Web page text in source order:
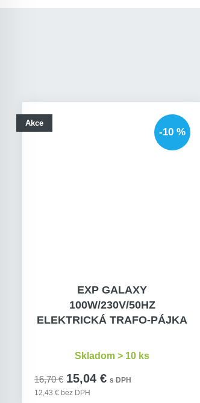
Akce
-10 %
EXP GALAXY
100W/230V/50HZ
ELEKTRICKÁ TRAFO-PÁJKA
16,70 € 15,04 € s DPH
12,43 € bez DPH
Skladom > 10 ks